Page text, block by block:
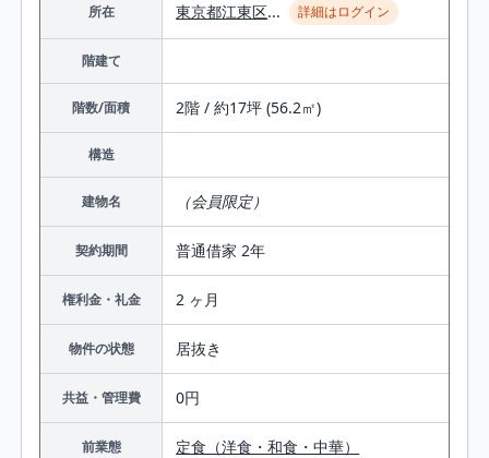
所在 東京都江東区... 詳細はログイン
階建て
階数/面積 2階 / 約17坪 (56.2㎡)
構造
建物名 （会員限定）
契約期間 普通借家 2年
権利金・礼金 2 ヶ月
物件の状態 居抜き
共益・管理費 0円
前業態 定食（洋食・和食・中華）